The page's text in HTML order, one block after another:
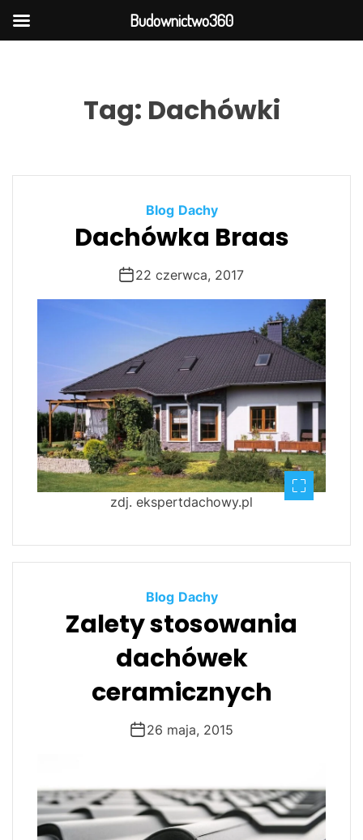
Tag: Dachówki
Blog Dachy
Dachówka Braas
22 czerwca, 2017
zdj. ekspertdachowy.pl
Blog Dachy
Zalety stosowania
dachówek
ceramicznych
26 maja, 2015
Budownictwo360